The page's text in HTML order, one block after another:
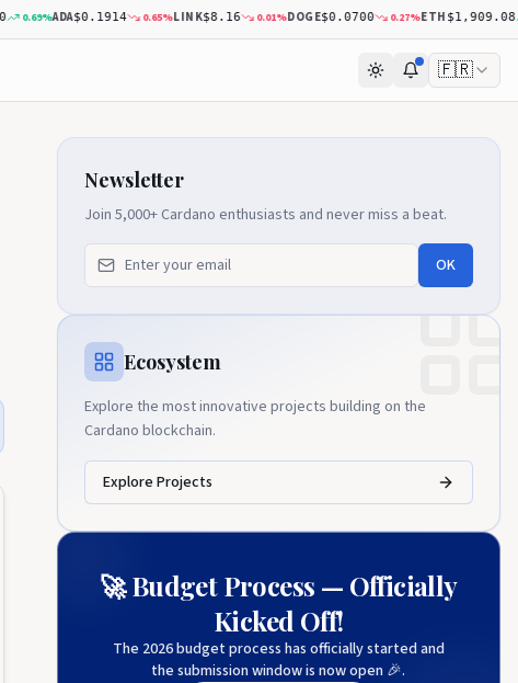
0.69 %ADA$0.1914 0.65 %LINK$8.16 0.01 %DOGE$0.0700 0.27 %ETH$1,909.08
🇫🇷
Newsletter
Join 5,000+ Cardano enthusiasts and never miss a beat.
OK
Ecosystem
Explore the most innovative projects building on the
Cardano blockchain.
Explore Projects
🚀 Budget Process — Officially
Kicked Off!
The 2026 budget process has officially started and
the submission window is now open 🎉.